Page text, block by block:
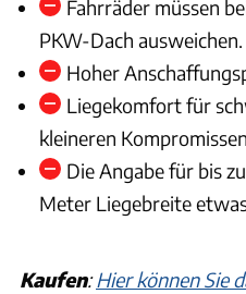
Fahrräder müssen
PKW-Dach ausweichen.
Hoher
Liegekomfort für
kleineren
Die Angabe für bis
Meter Liegebreite
Kaufen:Hier können Sie